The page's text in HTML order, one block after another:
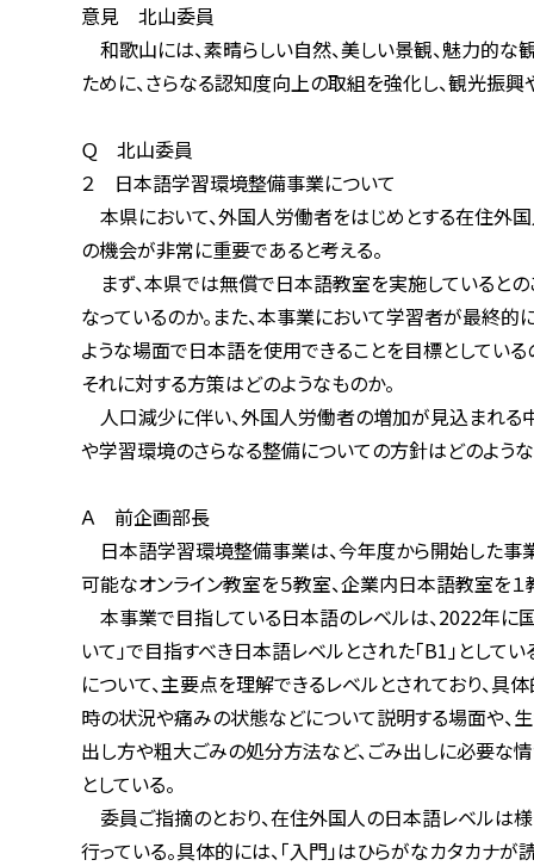
意見 北山委員
和歌山には、素晴らしい自然、美しい景観、魅力的な観
ために、さらなる認知度向上の取組を強化し、観光振興
Ｑ 北山委員
２ 日本語学習環境整備事業について
本県において、外国人労働者をはじめとする在住外国人
の機会が非常に重要であると考える。
まず、本県では無償で日本語教室を実施しているとのこ
なっているのか。また、本事業において学習者が最終的
ような場面で日本語を使用できることを目標としているの
それに対する方策はどのようなものか。
人口減少に伴い、外国人労働者の増加が見込まれる中で
や学習環境のさらなる整備についての方針はどのような
Ａ 前企画部長
日本語学習環境整備事業は、今年度から開始した事業
可能なオンライン教室を５教室、企業内日本語教室を１
本事業で目指している日本語のレベルは、2022年に国
いて」で目指すべき日本語レベルとされた「B1」としている
について、主要点を理解できるレベルとされており、具体
時の状況や痛みの状態などについて説明する場面や、生活
出し方や粗大ごみの処分方法など、ごみ出しに必要な情
としている。
委員ご指摘のとおり、在住外国人の日本語レベルは様々で
行っている。具体的には、「入門」はひらがなカタカナが